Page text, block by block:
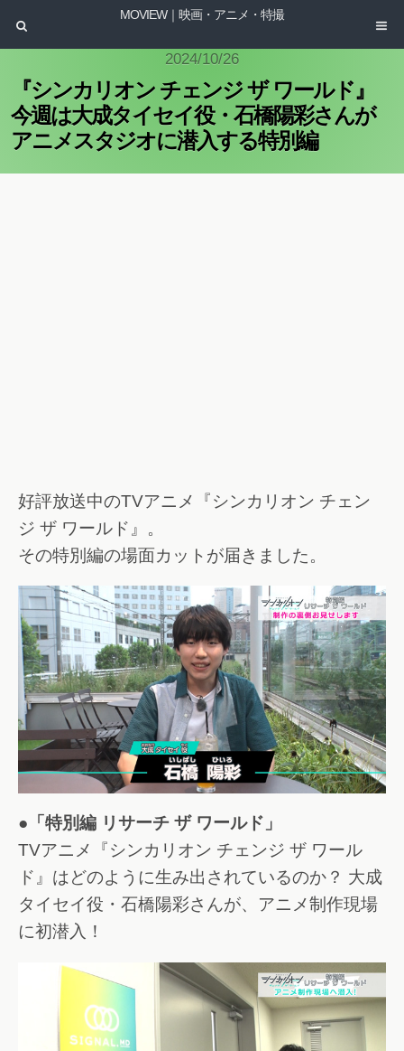
MOVIEW｜映画・アニメ・特撮
2024/10/26
『シンカリオン チェンジ ザ ワールド』
今週は大成タイセイ役・石橋陽彩さんが
アニメスタジオに潜入する特別編
好評放送中のTVアニメ『シンカリオン チェン
ジ ザ ワールド』。
その特別編の場面カットが届きました。
●「特別編 リサーチ ザ ワールド」
TVアニメ『シンカリオン チェンジ ザ ワール
ド』はどのように生み出されているのか？ 大成
タイセイ役・石橋陽彩さんが、アニメ制作現場
に初潜入！